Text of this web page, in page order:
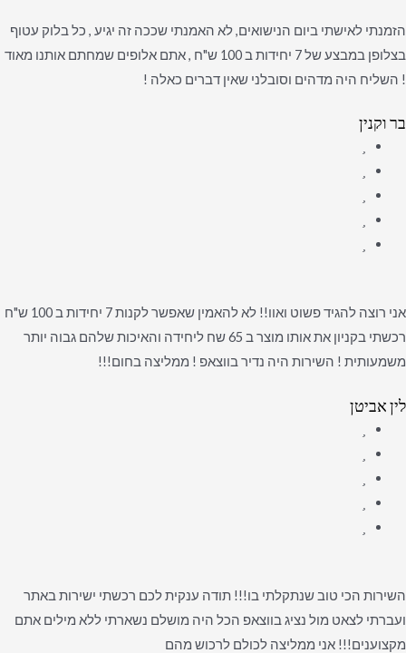
הזמנתי לאישתי ביום הנישואים, לא האמנתי שככה זה יגיע , כל בלוק עטוף
בצלופן במבצע של 7 יחידות ב 100 ש"ח , אתם אלופים שמחתם אותנו מאוד
! השליח היה מדהים וסובלני שאין דברים כאלה !
בר וקנין
אני רוצה להגיד פשוט ואוו!! לא להאמין שאפשר לקנות 7 יחידות ב 100 ש"ח
רכשתי בקניון את אותו מוצר ב 65 שח ליחידה והאיכות שלהם גבוה יותר
משמעותית ! השירות היה נדיר בווצאפ ! ממליצה בחום!!!
לין אביטן
השירות הכי טוב שנתקלתי בו!!! תודה ענקית לכם רכשתי ישירות באתר
ועברתי לצאט מול נציג בווצאפ הכל היה מושלם נשארתי ללא מילים אתם
מקצוענים!!! אני ממליצה לכולם לרכוש מהם